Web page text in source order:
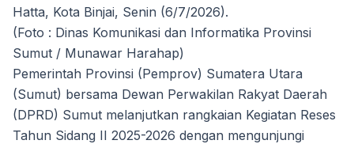
Hatta, Kota Binjai, Senin (6/7/2026).
(Foto : Dinas Komunikasi dan Informatika Provinsi
Sumut / Munawar Harahap)
Pemerintah Provinsi (Pemprov) Sumatera Utara
(Sumut) bersama Dewan Perwakilan Rakyat Daerah
(DPRD) Sumut melanjutkan rangkaian Kegiatan Reses
Tahun Sidang II 2025-2026 dengan mengunjungi